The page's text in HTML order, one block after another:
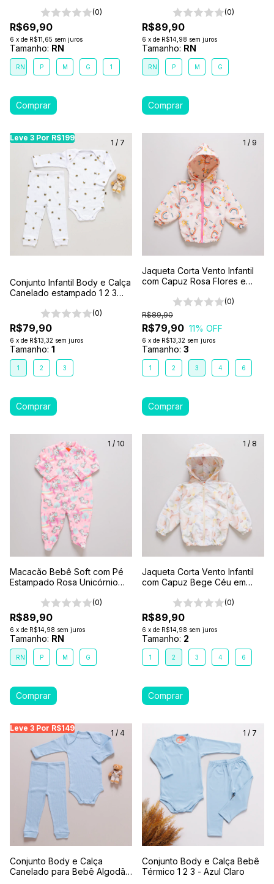
(0)
R$69,90
6 x de R$11,65 sem juros
Tamanho: RN
RN P M G 1
(0)
R$89,90
6 x de R$14,98 sem juros
Tamanho: RN
RN P M G
Leve 3 Por R$199
Leve 3 Por R$199 Leve
1 / 7
Conjunto Infantil Body e Calça
Canelado estampado 1 2 3
(0)
R$79,90
6 x de R$13,32 sem juros
Tamanho: 1
1 2 3
1 / 9
Jaqueta Corta Vento Infantil
com Capuz Rosa Flores e
(0)
R$79,90
R$89,90
11% OFF
6 x de R$13,32 sem juros
Tamanho: 3
1 2 3 4 6
1 / 10
Macacão Bebê Soft com Pé
Estampado Rosa Unicórnio
(0)
R$89,90
6 x de R$14,98 sem juros
Tamanho: RN
RN P M G
1 / 8
Jaqueta Corta Vento Infantil
com Capuz Bege Céu em
(0)
R$89,90
6 x de R$14,98 sem juros
Tamanho: 2
1 2 3 4 6
Leve 3 Por R$149
Leve 3 Por R$149 Leve
1 / 4
Conjunto Body e Calça
Canelado para Bebê Algodão
1 / 7
Conjunto Body e Calça Bebê
Térmico 1 2 3 - Azul Claro